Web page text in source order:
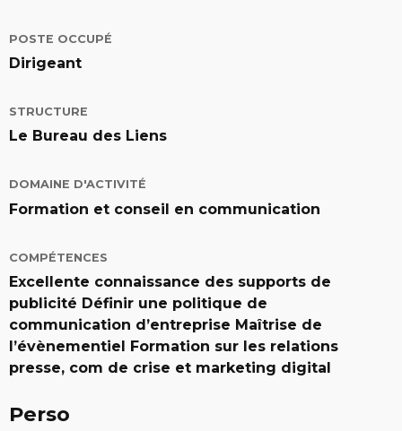
POSTE OCCUPÉ
Dirigeant
STRUCTURE
Le Bureau des Liens
DOMAINE D'ACTIVITÉ
Formation et conseil en communication
COMPÉTENCES
Excellente connaissance des supports de
publicité Définir une politique de
communication d’entreprise Maîtrise de
l’évènementiel Formation sur les relations
presse, com de crise et marketing digital
Perso